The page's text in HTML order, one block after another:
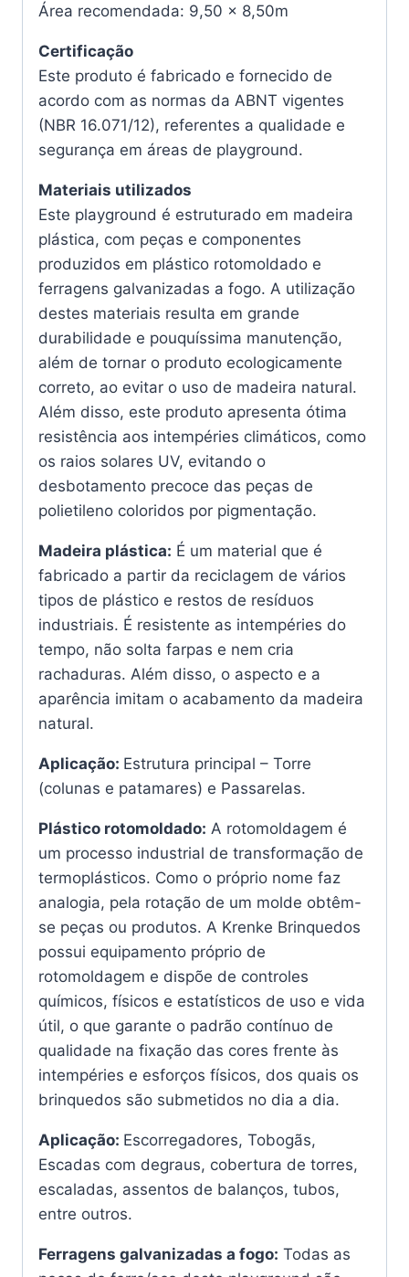
Área recomendada: 9,50 x 8,50m
Certificação
Este produto é fabricado e fornecido de
acordo com as normas da ABNT vigentes
(NBR 16.071/12), referentes a qualidade e
segurança em áreas de playground.
Materiais utilizados
Este playground é estruturado em madeira
plástica, com peças e componentes
produzidos em plástico rotomoldado e
ferragens galvanizadas a fogo. A utilização
destes materiais resulta em grande
durabilidade e pouquíssima manutenção,
além de tornar o produto ecologicamente
correto, ao evitar o uso de madeira natural.
Além disso, este produto apresenta ótima
resistência aos intempéries climáticos, como
os raios solares UV, evitando o
desbotamento precoce das peças de
polietileno coloridos por pigmentação.
Madeira plástica: É um material que é
fabricado a partir da reciclagem de vários
tipos de plástico e restos de resíduos
industriais. É resistente as intempéries do
tempo, não solta farpas e nem cria
rachaduras. Além disso, o aspecto e a
aparência imitam o acabamento da madeira
natural.
Aplicação: Estrutura principal – Torre
(colunas e patamares) e Passarelas.
Plástico rotomoldado: A rotomoldagem é
um processo industrial de transformação de
termoplásticos. Como o próprio nome faz
analogia, pela rotação de um molde obtêm-
se peças ou produtos. A Krenke Brinquedos
possui equipamento próprio de
rotomoldagem e dispõe de controles
químicos, físicos e estatísticos de uso e vida
útil, o que garante o padrão contínuo de
qualidade na fixação das cores frente às
intempéries e esforços físicos, dos quais os
brinquedos são submetidos no dia a dia.
Aplicação: Escorregadores, Tobogãs,
Escadas com degraus, cobertura de torres,
escaladas, assentos de balanços, tubos,
entre outros.
Ferragens galvanizadas a fogo: Todas as